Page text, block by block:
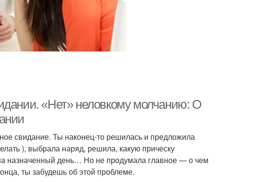
«Нет» неловкому молчанию: О
свидание. Ты наконец-то решилась и предложила
), выбрала наряд, решила, какую прическу
назначенный день… Но не продумала главное — о чем
ты забудешь об этой проблеме.